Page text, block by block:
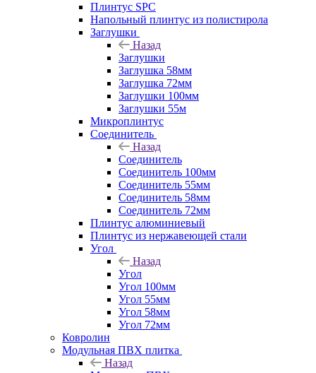
Плинтус SPC
Напольный плинтус из полистирола
Заглушки
Назад
Заглушки
Заглушка 58мм
Заглушка 72мм
Заглушки 100мм
Заглушки 55м
Микроплинтус
Соединитель
Назад
Соединитель
Соединитель 100мм
Соединитель 55мм
Соединитель 58мм
Соединитель 72мм
Плинтус алюминиевый
Плинтус из нержавеющей стали
Угол
Назад
Угол
Угол 100мм
Угол 55мм
Угол 58мм
Угол 72мм
Ковролин
Модульная ПВХ плитка
Назад